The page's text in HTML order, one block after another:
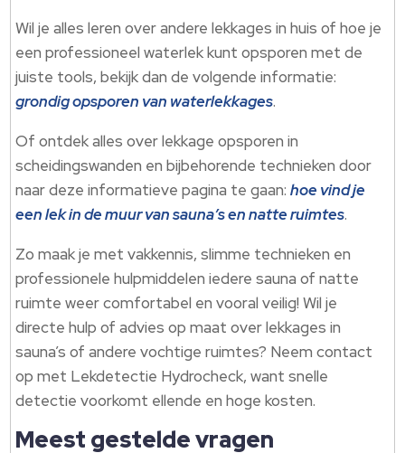
Wil je alles leren over andere lekkages in huis of hoe je
een professioneel waterlek kunt opsporen met de
juiste tools, bekijk dan de volgende informatie:
grondig opsporen van waterlekkages.
Of ontdek alles over lekkage opsporen in
scheidingswanden en bijbehorende technieken door
naar deze informatieve pagina te gaan:hoe vind je
een lek in de muur van sauna’s en natte ruimtes.
Zo maak je met vakkennis, slimme technieken en
professionele hulpmiddelen iedere sauna of natte
ruimte weer comfortabel en vooral veilig! Wil je
directe hulp of advies op maat over lekkages in
sauna’s of andere vochtige ruimtes? Neem contact
op met Lekdetectie Hydrocheck, want snelle
detectie voorkomt ellende en hoge kosten.
Meest gestelde vragen